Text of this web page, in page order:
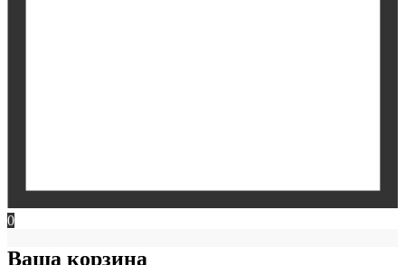
0
Ваша корзина